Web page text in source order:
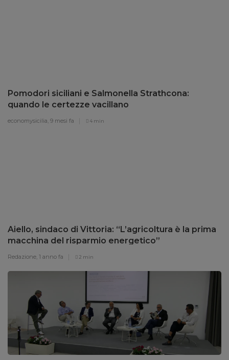
Pomodori siciliani e Salmonella Strathcona:
quando le certezze vacillano
economysicilia, 9 mesi fa 4 min
Aiello, sindaco di Vittoria: “L’agricoltura è la prima
macchina del risparmio energetico”
Redazione, 1 anno fa 2 min